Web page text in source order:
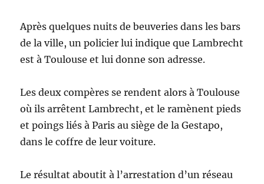
Après quelques nuits de beuveries dans les bars
de la ville, un policier lui indique que Lambrecht
est à Toulouse et lui donne son adresse.
Les deux compères se rendent alors à Toulouse
où ils arrêtent Lambrecht, et le ramènent pieds
et poings liés à Paris au siège de la Gestapo,
dans le coffre de leur voiture.
Le résultat aboutit à l’arrestation d’un réseau